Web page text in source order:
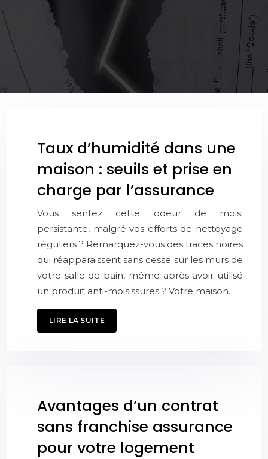
Taux d’humidité dans une
maison : seuils et prise en
charge par l’assurance
Vous sentez cette odeur de moisi
persistante, malgré vos efforts de nettoyage
réguliers ? Remarquez-vous des traces noires
qui réapparaissent sans cesse sur les murs de
votre salle de bain, même après avoir utilisé
un produit anti-moisissures ? Votre maison…
LIRE LA SUITE
Avantages d’un contrat
sans franchise assurance
pour votre logement